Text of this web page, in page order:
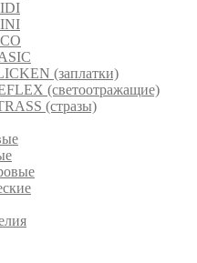
(заплатки)
(светоотражащие)
(стразы)